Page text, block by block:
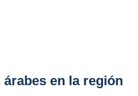
en la región